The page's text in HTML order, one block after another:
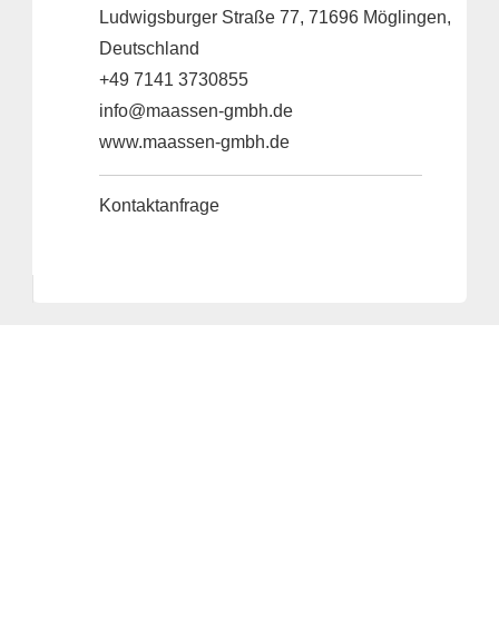
Ludwigsburger Straße 77, 71696 Möglingen,
Deutschland
+49 7141 3730855
info@maassen-gmbh.de
www.maassen-gmbh.de
Kontaktanfrage